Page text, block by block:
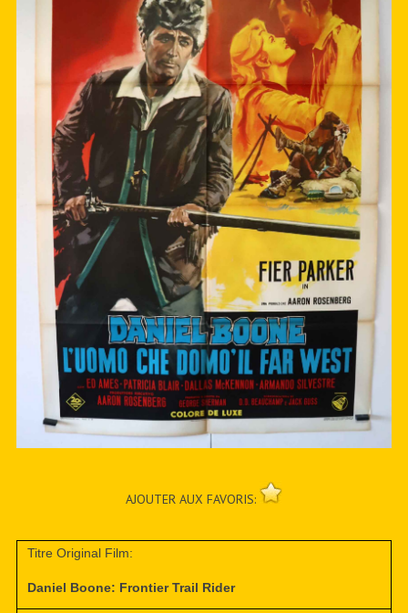
AJOUTER AUX FAVORIS:
Titre Original Film:
Daniel Boone: Frontier Trail Rider